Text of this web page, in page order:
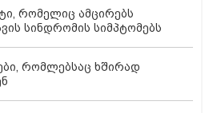
რომელიც ამცირებს
სინდრომის სიმპტომებს
რომლებსაც ხშირად